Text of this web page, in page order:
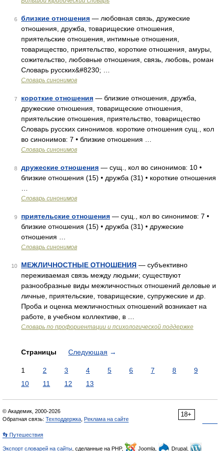
6 близкие отношения — любовная связь, дружеские
отношения, дружба, товарищеские отношения,
приятельские отношения, интимные отношения,
товарищество, приятельство, короткие отношения, амуры,
сожительство, любовные отношения, связь, любовь, роман
Словарь русских&#8230; …
Словарь синонимов
7 короткие отношения — близкие отношения, дружба,
дружеские отношения, товарищеские отношения,
приятельские отношения, приятельство, товарищество
Словарь русских синонимов. короткие отношения сущ., кол
во синонимов: 7 • близкие отношения …
Словарь синонимов
8 дружеские отношения — сущ., кол во синонимов: 10 •
близкие отношения (15) • дружба (31) • короткие отношения
Словарь синонимов
9 приятельские отношения — сущ., кол во синонимов: 7 •
близкие отношения (15) • дружба (31) • дружеские
отношения …
Словарь синонимов
10 МЕЖЛИЧНОСТНЫЕ ОТНОШЕНИЯ — субъективно
переживаемая связь между людьми; существуют
разнообразные виды межличностных отношений деловые и
личные, приятельские, товарищеские, супружеские и др.
Проба и оценка межличностных отношений возникает на
работе, в учебном коллективе, в …
Словарь по профориентации и психологической поддержке
Страницы Следующая →
1 2 3 4 5 6 7 8
9
10
11 12 13
18+
© Академик, 2000-2026
Обратная связь: Техподдержка Реклама на сайте
👣 Путешествия
Экспорт словарей на сайты , сделанные на PHP, Joomla, Drupal,